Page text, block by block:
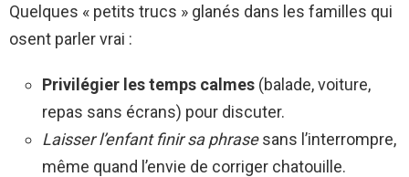
Quelques « petits trucs » glanés dans les familles qui
osent parler vrai :
Privilégier les temps calmes (balade, voiture,
repas sans écrans) pour discuter.
Laisser l’enfant finir sa phrasesans l’interrompre,
même quand l’envie de corriger chatouille.